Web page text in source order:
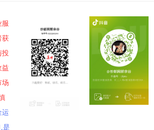
服
获
投
益
场
运
是